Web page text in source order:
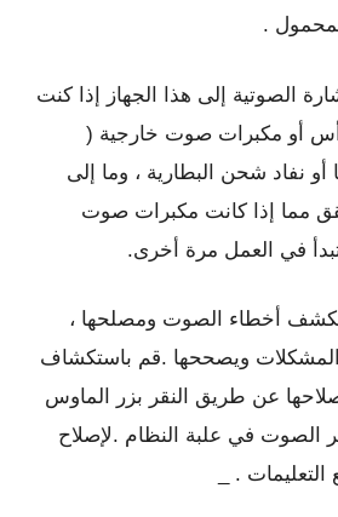
.
الصوتية إلى هذا الجهاز إذا كنت
أو مكبرات صوت خارجية (
نفاد شحن البطارية ، وما إلى
مما إذا كانت مكبرات صوت
تبدأ في العمل مرة أخرى.
أخطاء الصوت ومصلحها ،
ويصححها .قم باستكشاف
عن طريق النقر بزر الماوس
الصوت في علبة النظام .لإصلاح
. _